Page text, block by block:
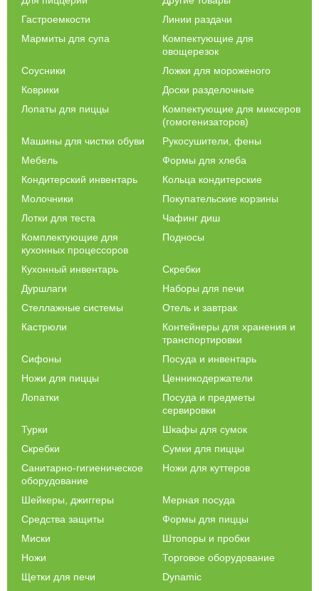
Гастроемкости
Линии раздачи
Мармиты для супа
Компектующие для
овощерезок
Соусники
Ложки для мороженого
Коврики
Доски разделочные
Лопаты для пиццы
Компектующие для миксеров
(гомогенизаторов)
Машины для чистки обуви
Рукосушители, фены
Мебель
Формы для хлеба
Кондитерский инвентарь
Кольца кондитерские
Молочники
Покупательские корзины
Лотки для теста
Чафинг диш
Комплектующие для
кухонных процессоров
Подносы
Кухонный инвентарь
Скребки
Дуршлаги
Наборы для печи
Стеллажные системы
Отель и завтрак
Кастрюли
Контейнеры для хранения и
транспортировки
Сифоны
Посуда и инвентарь
Ножи для пиццы
Ценникодержатели
Лопатки
Посуда и предметы
сервировки
Турки
Шкафы для сумок
Скребки
Сумки для пиццы
Санитарно-гигиеническое
оборудование
Ножи для куттеров
Шейкеры, джиггеры
Мерная посуда
Средства защиты
Формы для пиццы
Миски
Штопоры и пробки
Ножи
Торговое оборудование
Щетки для печи
Dynamic